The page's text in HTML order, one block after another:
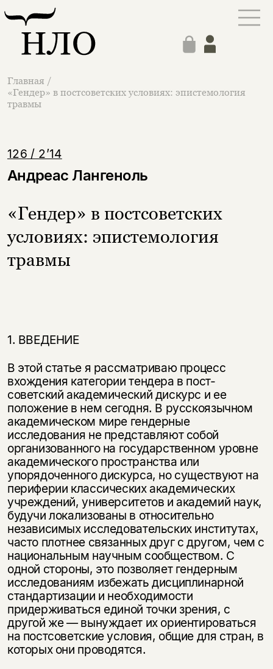
Главная /
«Гендер» в постсоветских условиях: эпистемология
травмы
126 / 2’14
Андреас Лангеноль
«Гендер» в постсоветских
условиях: эпистемология
травмы
1. ВВЕДЕНИЕ
В этой статье я рассматриваю процесс
вхождения категории тендера в пост­
советский академический дискурс и ее
положение в нем сегодня. В русско­язычном
академическом мире гендерные
исследования не представляют собой
организованного на государственном уровне
академического простран­ства или
упорядоченного дискурса, но существуют на
периферии классичес­ких академических
учреждений, университетов и академий наук,
будучи ло­кализованы в относительно
независимых исследовательских институтах,
часто плотнее связанных друг с другом, чем с
национальным научным со­обществом. С
одной стороны, это позволяет гендерным
исследованиям избе­жать дисциплинарной
стандартизации и необходимости
придерживаться единой точки зрения, с
другой же — вынуждает их ориентироваться
на пост­советские условия, общие для стран, в
которых они проводятся.